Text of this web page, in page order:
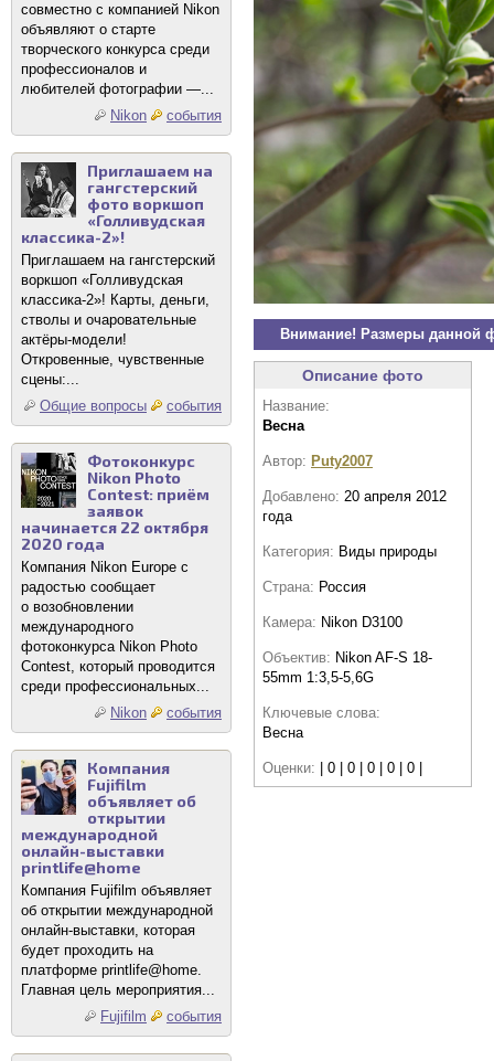
совместно с компанией Nikon
объявляют о старте
творческого конкурса среди
профессионалов и
любителей фотографии —...
Nikon
события
Приглашаем на
гангстерский
фото воркшоп
«Голливудская
классика-2»!
Приглашаем на гангстерский
воркшоп «Голливудская
классика-2»! Карты, деньги,
стволы и очаровательные
актёры-модели!
Откровенные, чувственные
сцены:...
Общие вопросы
события
Фотоконкурс
Nikon Photo
Contest: приём
заявок
начинается 22 октября
2020 года
Компания Nikon Europe с
радостью сообщает
о возобновлении
международного
фотоконкурса Nikon Photo
Contest, который проводится
среди профессиональных...
Nikon
события
Компания
Fujifilm
объявляет об
открытии
международной
онлайн-выставки
printlife@home
Компания Fujifilm объявляет
об открытии международной
онлайн-выставки, которая
будет проходить на
платформе printlife@home.
Главная цель мероприятия...
Fujifilm
события
Внимание! Размеры данной
Описание фото
Название:
Весна
Автор: Puty2007
Добавлено: 20 апреля 2012
года
Категория: Виды природы
Страна: Россия
Камера: Nikon D3100
Объектив: Nikon AF-S 18-
55mm 1:3,5-5,6G
Ключевые слова:
Весна
Оценки: | 0 | 0 | 0 | 0 | 0 |